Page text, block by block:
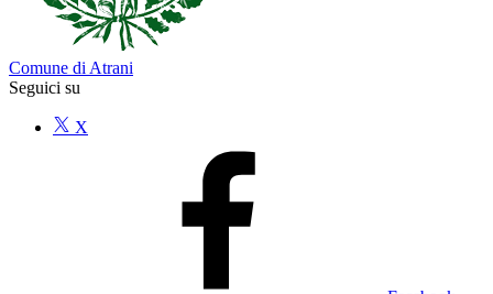
Comune di Atrani
Seguici su
X